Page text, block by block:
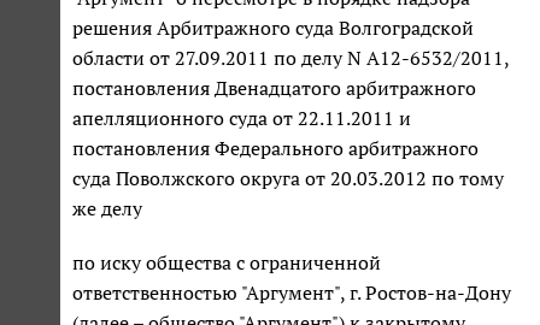
решения Арбитражного суда Волгоградской
области от 27.09.2011 по делу N А12-6532/2011,
постановления Двенадцатого арбитражного
апелляционного суда от 22.11.2011 и
постановления Федерального арбитражного
суда Поволжского округа от 20.03.2012 по тому
же делу
по иску общества с ограниченной
ответственностью "Аргумент", г. Ростов-на-Дону